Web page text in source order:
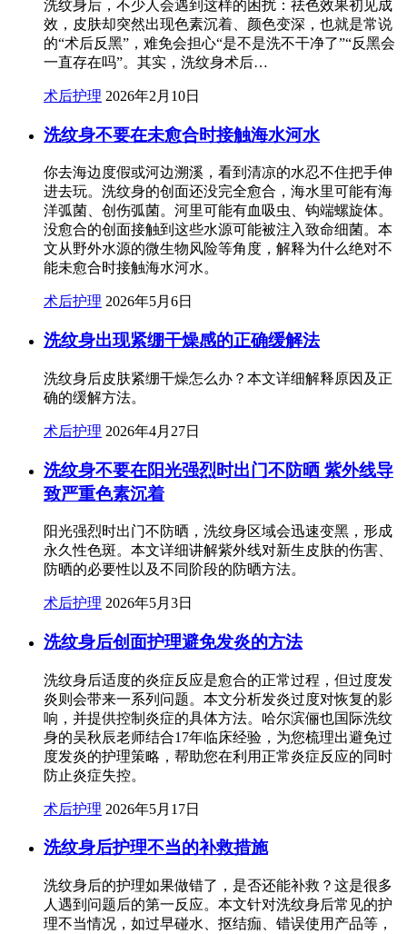
洗纹身后，不少人会遇到这样的困扰：祛色效果初见成
效，皮肤却突然出现色素沉着、颜色变深，也就是常说
的“术后反黑”，难免会担心“是不是洗不干净了”“反黑会
一直存在吗”。其实，洗纹身术后…
术后护理 2026年2月10日
洗纹身不要在未愈合时接触海水河水
你去海边度假或河边溯溪，看到清凉的水忍不住把手伸
进去玩。洗纹身的创面还没完全愈合，海水里可能有海
洋弧菌、创伤弧菌。河里可能有血吸虫、钩端螺旋体。
没愈合的创面接触到这些水源可能被注入致命细菌。本
文从野外水源的微生物风险等角度，解释为什么绝对不
能未愈合时接触海水河水。
术后护理 2026年5月6日
洗纹身出现紧绷干燥感的正确缓解法
洗纹身后皮肤紧绷干燥怎么办？本文详细解释原因及正
确的缓解方法。
术后护理 2026年4月27日
洗纹身不要在阳光强烈时出门不防晒 紫外线导
致严重色素沉着
阳光强烈时出门不防晒，洗纹身区域会迅速变黑，形成
永久性色斑。本文详细讲解紫外线对新生皮肤的伤害、
防晒的必要性以及不同阶段的防晒方法。
术后护理 2026年5月3日
洗纹身后创面护理避免发炎的方法
洗纹身后适度的炎症反应是愈合的正常过程，但过度发
炎则会带来一系列问题。本文分析发炎过度对恢复的影
响，并提供控制炎症的具体方法。哈尔滨俪也国际洗纹
身的吴秋辰老师结合17年临床经验，为您梳理出避免过
度发炎的护理策略，帮助您在利用正常炎症反应的同时
防止炎症失控。
术后护理 2026年5月17日
洗纹身后护理不当的补救措施
洗纹身后的护理如果做错了，是否还能补救？这是很多
人遇到问题后的第一反应。本文针对洗纹身后常见的护
理不当情况，如过早碰水、抠结痂、错误使用产品等，